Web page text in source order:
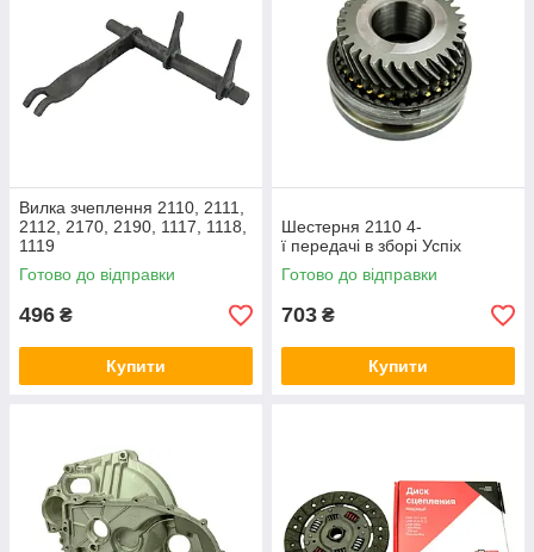
Вилка зчеплення 2110, 2111,
2112, 2170, 2190, 1117, 1118,
1119
Готово до відправки
496 ₴
Купити
Шестерня 2110 4-
ї передачі в зборі Успіх
Готово до відправки
703 ₴
Купити